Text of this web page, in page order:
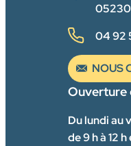
05230
04 92
NOUS
Ouverture
Du lundi au
de 9 h à 12 h